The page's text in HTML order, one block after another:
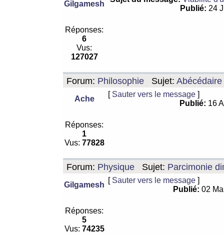
Gilgamesh
Publié: 24
Réponses:
6
Vus:
127027
Forum: Philosophie Sujet: Abécédaire
Ache
[ Sauter vers le message ]
Publié: 16
Réponses:
1
Vus: 77828
Forum: Physique Sujet: Parcimonie
Gilgamesh
[ Sauter vers le message ]
Publié: 02
Réponses:
5
Vus: 74235